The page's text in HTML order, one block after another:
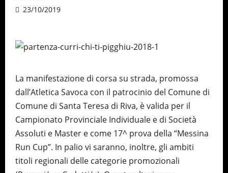
23/10/2019
La manifestazione di corsa su strada, promossa
dall’Atletica Savoca con il patrocinio del Comune di
Comune di Santa Teresa di Riva, è valida per il
Campionato Provinciale Individuale e di Società
Assoluti e Master e come 17^ prova della “Messina
Run Cup”. In palio vi saranno, inoltre, gli ambiti
titoli regionali delle categorie promozionali